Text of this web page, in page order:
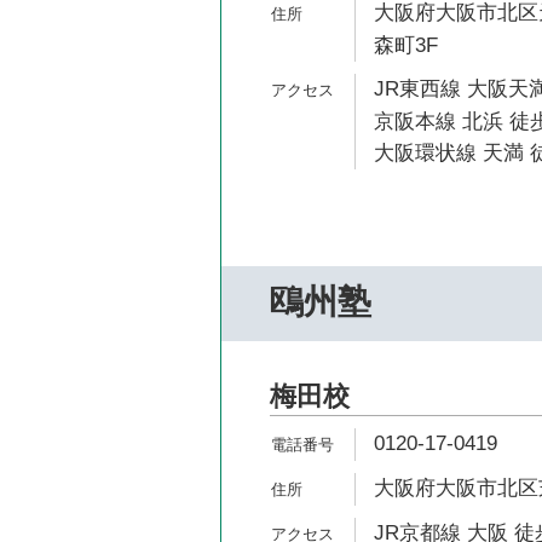
大阪府大阪市北
森町3F
JR東西線 大阪天
京阪本線 北浜 徒
大阪環状線 天満
鴎州塾
梅田校
0120-17-0419
大阪府大阪市北
JR京都線 大阪 徒